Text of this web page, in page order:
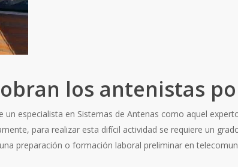
los antenistas
un especialista en Sistemas de Antenas como aquel
para realizar esta difícil actividad se requiere un
preparación o formación laboral preliminar en